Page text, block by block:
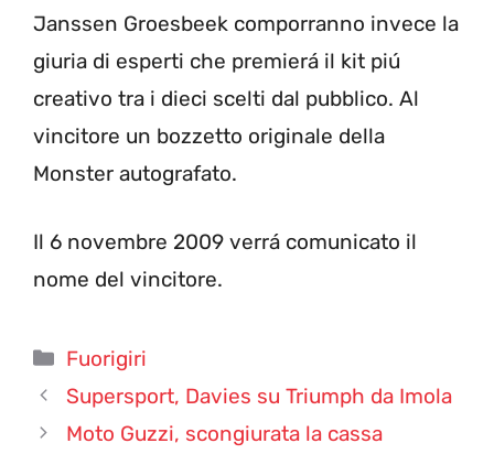
Janssen Groesbeek comporranno invece la
giuria di esperti che premierá il kit piú
creativo tra i dieci scelti dal pubblico. Al
vincitore un bozzetto originale della
Monster autografato.
Il 6 novembre 2009 verrá comunicato il
nome del vincitore.
Categorie
Fuorigiri
Supersport, Davies su Triumph da Imola
Moto Guzzi, scongiurata la cassa